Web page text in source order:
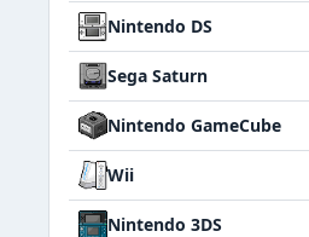
Nintendo DS
Sega Saturn
Nintendo GameCube
Wii
Nintendo 3DS